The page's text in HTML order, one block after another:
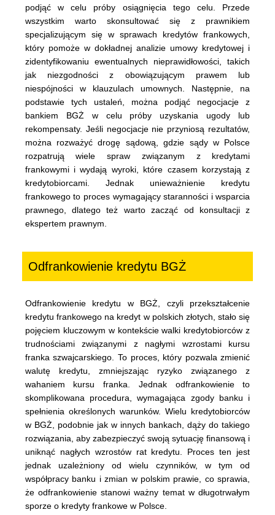
podjąć w celu próby osiągnięcia tego celu. Przede
wszystkim warto skonsultować się z prawnikiem
specjalizującym się w sprawach kredytów frankowych,
który pomoże w dokładnej analizie umowy kredytowej i
zidentyfikowaniu ewentualnych nieprawidłowości, takich
jak niezgodności z obowiązującym prawem lub
niespójności w klauzulach umownych. Następnie, na
podstawie tych ustaleń, można podjąć negocjacje z
bankiem BGŻ w celu próby uzyskania ugody lub
rekompensaty. Jeśli negocjacje nie przyniosą rezultatów,
można rozważyć drogę sądową, gdzie sądy w Polsce
rozpatrują wiele spraw związanym z kredytami
frankowymi i wydają wyroki, które czasem korzystają z
kredytobiorcami. Jednak unieważnienie kredytu
frankowego to proces wymagający staranności i wsparcia
prawnego, dlatego też warto zacząć od konsultacji z
ekspertem prawnym.
Odfrankowienie kredytu BGŻ
Odfrankowienie kredytu w BGŻ, czyli przekształcenie
kredytu frankowego na kredyt w polskich złotych, stało się
pojęciem kluczowym w kontekście walki kredytobiorców z
trudnościami związanymi z nagłymi wzrostami kursu
franka szwajcarskiego. To proces, który pozwala zmienić
walutę kredytu, zmniejszając ryzyko związanego z
wahaniem kursu franka. Jednak odfrankowienie to
skomplikowana procedura, wymagająca zgody banku i
spełnienia określonych warunków. Wielu kredytobiorców
w BGŻ, podobnie jak w innych bankach, dąży do takiego
rozwiązania, aby zabezpieczyć swoją sytuację finansową i
uniknąć nagłych wzrostów rat kredytu. Proces ten jest
jednak uzależniony od wielu czynników, w tym od
współpracy banku i zmian w polskim prawie, co sprawia,
że odfrankowienie stanowi ważny temat w długotrwałym
sporze o kredyty frankowe w Polsce.